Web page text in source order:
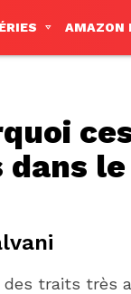
AMAZON
traits très